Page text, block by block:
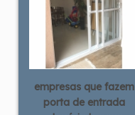
empresas que fazem
porta de entrada